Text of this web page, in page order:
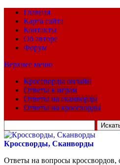
Главная
Карта сайта
Контакты
Об авторе
Форум
Верхнее меню
Кроссворды онлайн
Ответы к играм
Ответы на сканворды
Ответы на кроссворды
для:
Кроссворды, Сканворды
Ответы на вопросы кроссвордов,